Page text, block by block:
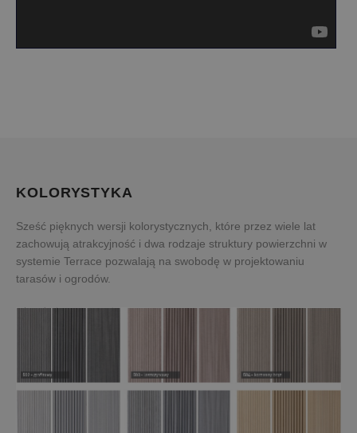
KOLORYSTYKA
Sześć pięknych wersji kolorystycznych, które przez wiele lat
zachowują atrakcyjność i dwa rodzaje struktury powierzchni w
systemie Terrace pozwalają na swobodę w projektowaniu
tarasów i ogrodów.